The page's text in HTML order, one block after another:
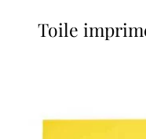
Toile